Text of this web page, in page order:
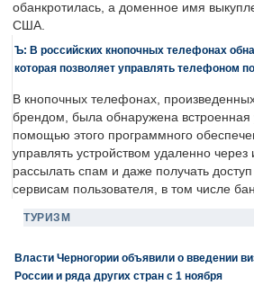
обанкротилась, а доменное имя
США.
Ъ: В российских кнопочных телефонах
которая позволяет управлять телефоном
В кнопочных телефонах,
брендом, была обнаружена встроенная
помощью этого программного
управлять устройством удаленно через
рассылать спам и даже получать
сервисам пользователя, в том числе
ТУРИЗМ
Власти Черногории объявили о введении
России и ряда других стран с 1 ноября